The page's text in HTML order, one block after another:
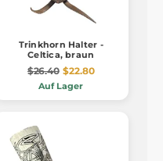
Trinkhorn Halter -
Celtica, braun
$26.40 $22.80
Auf Lager